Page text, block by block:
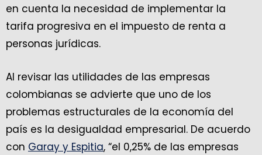
en cuenta la necesidad de implementar la
tarifa progresiva en el impuesto de renta a
personas jurídicas.
Al revisar las utilidades de las empresas
colombianas se advierte que uno de los
problemas estructurales de la economía del
país es la desigualdad empresarial. De acuerdo
con Garay y Espitia, “el 0,25% de las empresas